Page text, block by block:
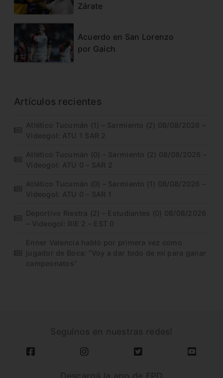
Zárate
Acuerdo en San Lorenzo
por Gaich
Artículos recientes
Atlético Tucumán (1) – Sarmiento (2) 08/08/2026 –
Videogol: ATU 1 SAR 2
Atlético Tucumán (0) – Sarmiento (2) 08/08/2026 –
Videogol: ATU 0 – SAR 2
Atlético Tucumán (0) – Sarmiento (1) 08/08/2026 –
Videogol: ATU 0 – SAR 1
Deportivo Riestra (2) – Estudiantes (0) 08/08/2026
– Videogol: RIE 2 – EST 0
Enner Valencia habló por primera vez como
jugador de Boca: “Voy a dar todo de mí para ganar
campeonatos”